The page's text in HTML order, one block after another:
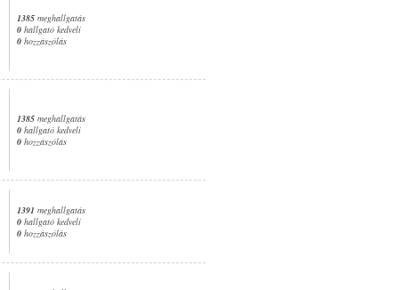
1385 meghallgatás
0 hallgató kedveli
0 hozzászólás
1385 meghallgatás
0 hallgató kedveli
0 hozzászólás
1391 meghallgatás
0 hallgató kedveli
0 hozzászólás